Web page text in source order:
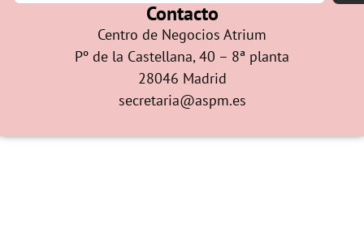
Contacto
Centro de Negocios Atrium
Pº de la Castellana, 40 – 8ª planta
28046 Madrid
secretaria@aspm.es